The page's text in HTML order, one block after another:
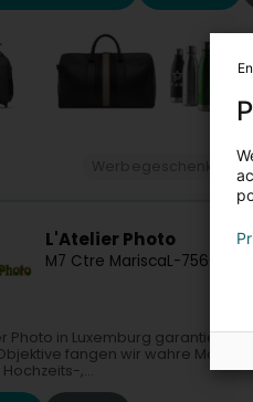
Werbegeschenke
L'Atelier Photo
M7 Ctre MariscaL-7560
Photo in Luxemburg garantieren
fangen wir wahre
,...